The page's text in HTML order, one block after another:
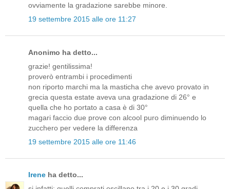
ovviamente la gradazione sarebbe minore.
19 settembre 2015 alle ore 11:27
Anonimo ha detto...
grazie! gentilissima!
proverò entrambi i procedimenti
non riporto marchi ma la masticha che avevo provato in
grecia questa estate aveva una gradazione di 26° e
quella che ho portato a casa è di 30°
magari faccio due prove con alcool puro diminuendo lo
zucchero per vedere la differenza
19 settembre 2015 alle ore 11:46
Irene ha detto...